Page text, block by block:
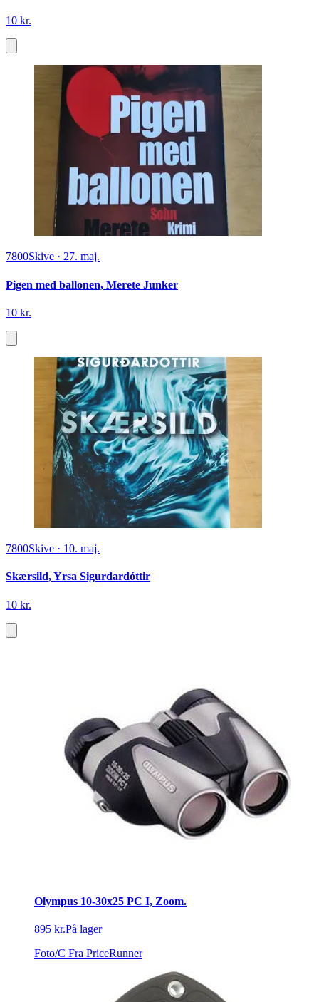
10 kr.
7800Skive · 27. maj.
Pigen med ballonen, Merete Junker
10 kr.
7800Skive · 10. maj.
Skærsild, Yrsa Sigurdardóttir
10 kr.
Olympus 10-30x25 PC I, Zoom.
895 kr.På lager
Foto/C Fra PriceRunner